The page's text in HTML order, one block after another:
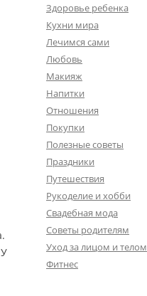
Здоровье ребенка
Кухни мира
Лечимся сами
Любовь
Макияж
Напитки
Отношения
Покупки
Полезные советы
Праздники
Путешествия
Рукоделие и хобби
Свадебная мода
Советы родителям
Уход за лицом и телом
Фитнес